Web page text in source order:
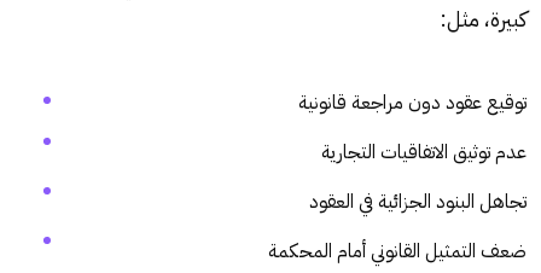
كبيرة، مثل:
توقيع عقود دون مراجعة قانونية
عدم توثيق الاتفاقيات التجارية
تجاهل البنود الجزائية في العقود
ضعف التمثيل القانوني أمام المحكمة